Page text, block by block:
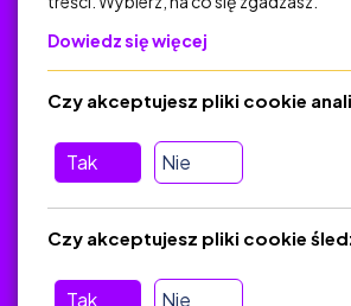
Polityka Prywatności
Regulamin
O platformie
Baza materiałów dydaktycznych
Jak zostać autorem
FAQ
Dowiedz się więcej
Tak Nie
Czy akceptujesz pliki cookie
Tak Nie
Czy akceptujesz pliki cookie